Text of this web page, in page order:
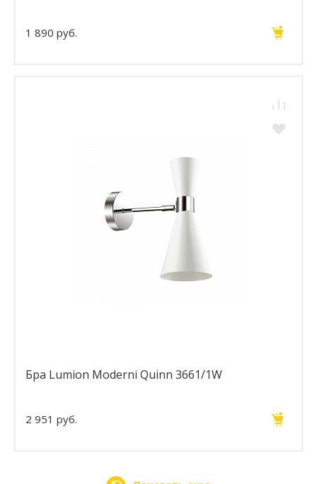
1 890 руб.
Бра Lumion Moderni Quinn 3661/1W
2 951 руб.